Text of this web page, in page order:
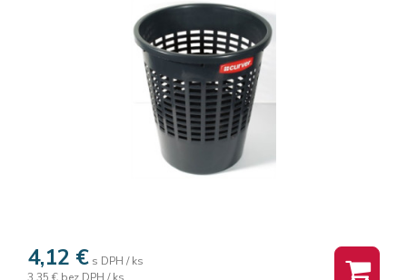
4,12 € s DPH / ks
3,35 € bez DPH / ks